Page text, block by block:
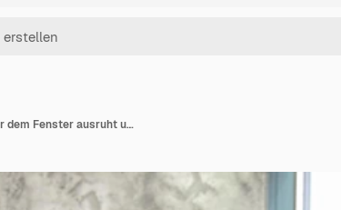
Porträt einer Geschäftsfrau, die sich in ihrem Büro vor dem Fenster ausruht und ihr Mobiltelefon benutzt